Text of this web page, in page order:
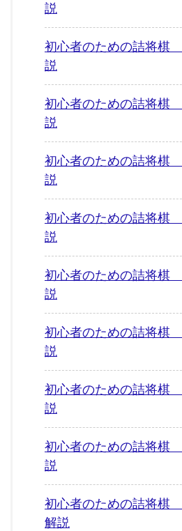
説
初心者のための詰将
説
初心者のための詰将
説
初心者のための詰将
説
初心者のための詰将
説
初心者のための詰将
説
初心者のための詰将
説
初心者のための詰将
説
初心者のための詰将
説
初心者のための詰将
解説